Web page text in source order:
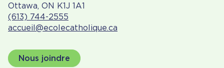
Ottawa, ON K1J 1A1
(613) 744-2555
accueil@ecolecatholique.ca
Nous joindre